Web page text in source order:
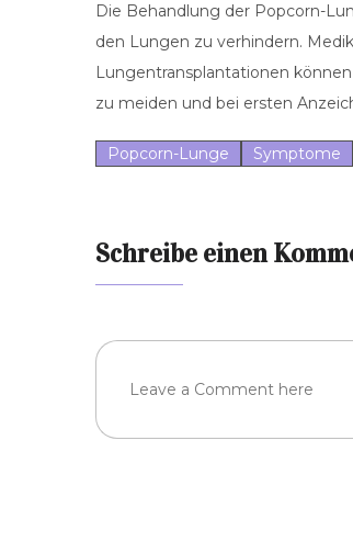
Die Behandlung der Popcorn-
den Lungen zu verhindern.
Lungentransplantationen
zu meiden und bei ersten
Popcorn-Lunge Symptome
Schreibe einen